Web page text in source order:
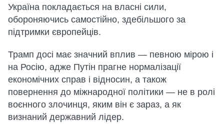
Україна покладається на власні сили,
обороняючись самостійно, здебільшого за
підтримки європейців.
Трамп досі має значний вплив — певною мірою і
на Росію, адже Путін прагне нормалізації
економічних справ і відносин, а також
повернення до міжнародної політики — не в ролі
воєнного злочинця, яким він є зараз, а як
визнаний державний лідер.